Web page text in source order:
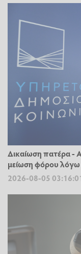
Δικαίωση πατέρα -
μείωση φόρου λόγω
2026-08-05